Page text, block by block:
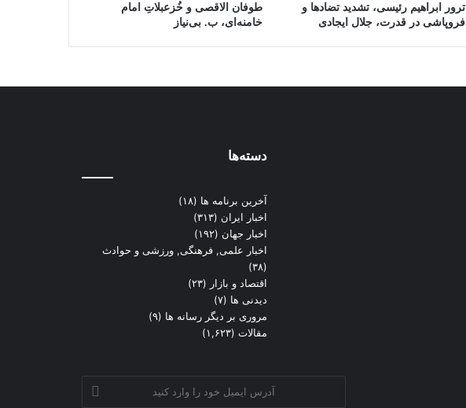
طوفان الاقصی و خُزعبلاتِ امام
خامنه‌ای، ب. بی‌نیاز
ترور ابراهیم رئیسی، تشدید تضادها و
فروپاشی در قدرت، جلال ایجادی
دسته‌ها
آخرین برنامه ها (۱۸)
اخبار ایران (۳۱۳)
اخبار جهان (۱۹۲)
اخبار علمی, فرهنگی, ورزشی و حوادث
(۳۸)
اقتصاد و بازار (۲۳)
دیدنی ها (۷)
مروری بر دیگر رسانه ها (۹)
مقالات (۱,۶۲۳)